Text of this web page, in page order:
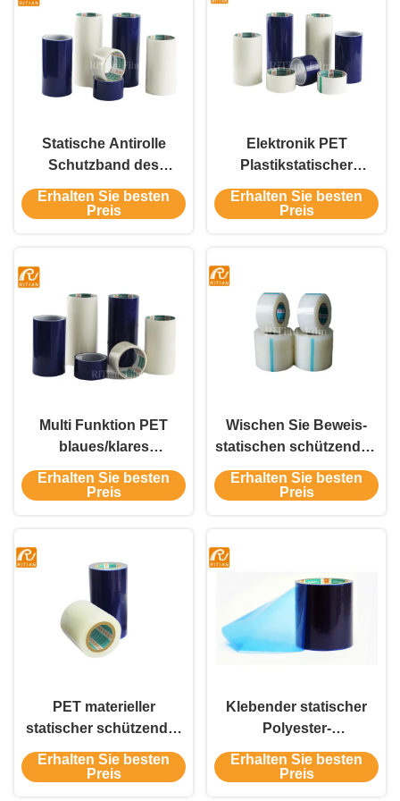
Statische Antirolle
Schutzband des
wasserdichten PET
benutzt für Handy-
Erhalten Sie besten
Preis
Elektronik PET
Plastikstatischer
schützender Antifilm
und Band 0,05
Erhalten Sie besten
Preis
Multi Funktion PET
blaues/klares
schützender Film-Band
Oberflächenschutzfilm-,
Erhalten Sie besten
Preis
Wischen Sie Beweis-
statischen schützenden
Antifilm für
elektronische
Erhalten Sie besten
Preis
PET materieller
statischer schützender
Antifilm für die
elektronische
Erhalten Sie besten
Preis
Klebender statischer
Polyester-
acrylsauerantifilm für
Plastik-PC PMMA PVC-
Erhalten Sie besten
Preis